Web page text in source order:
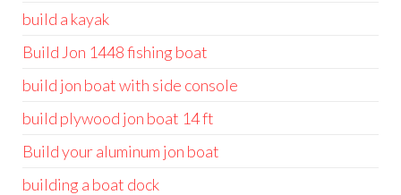
build a kayak
Build Jon 1448 fishing boat
build jon boat with side console
build plywood jon boat 14 ft
Build your aluminum jon boat
building a boat dock